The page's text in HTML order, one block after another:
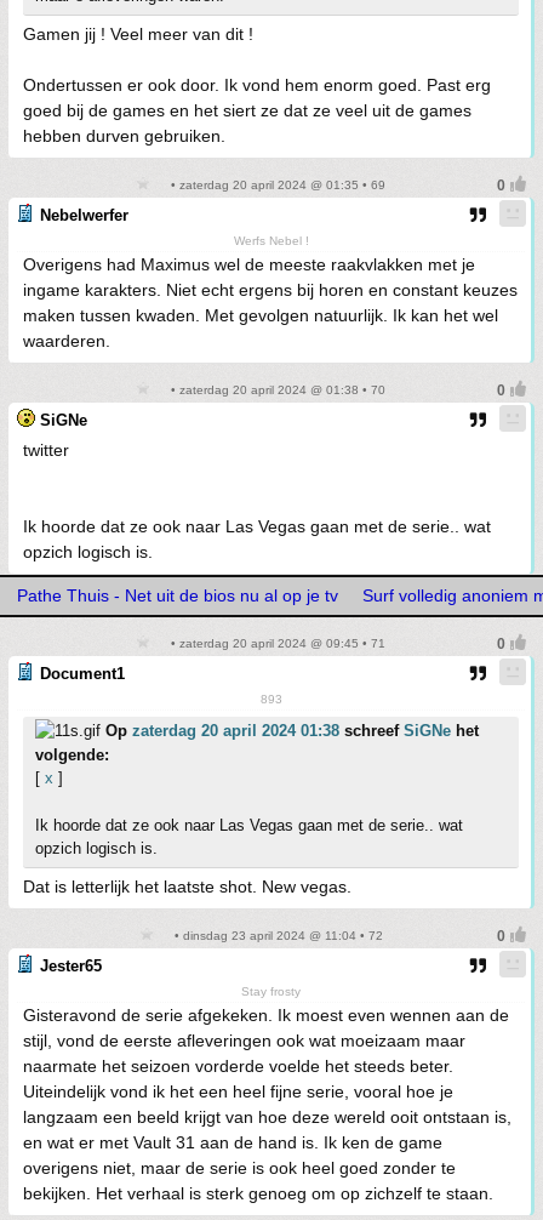
Gamen jij ! Veel meer van dit !
Ondertussen er ook door. Ik vond hem enorm goed. Past erg
goed bij de games en het siert ze dat ze veel uit de games
hebben durven gebruiken.
• zaterdag 20 april 2024 @ 01:35 • 69
Nebelwerfer
Werfs Nebel !
Overigens had Maximus wel de meeste raakvlakken met je
ingame karakters. Niet echt ergens bij horen en constant keuzes
maken tussen kwaden. Met gevolgen natuurlijk. Ik kan het wel
waarderen.
• zaterdag 20 april 2024 @ 01:38 • 70
SiGNe
twitter
Ik hoorde dat ze ook naar Las Vegas gaan met de serie.. wat
opzich logisch is.
Pathe Thuis - Net uit de bios nu al op je tv Surf volledig anoniem
• zaterdag 20 april 2024 @ 09:45 • 71
Document1
893
Op zaterdag 20 april 2024 01:38 schreef SiGNe het
volgende:
[ x ]
Ik hoorde dat ze ook naar Las Vegas gaan met de serie.. wat
opzich logisch is.
Dat is letterlijk het laatste shot. New vegas.
• dinsdag 23 april 2024 @ 11:04 • 72
Jester65
Stay frosty
Gisteravond de serie afgekeken. Ik moest even wennen aan de
stijl, vond de eerste afleveringen ook wat moeizaam maar
naarmate het seizoen vorderde voelde het steeds beter.
Uiteindelijk vond ik het een heel fijne serie, vooral hoe je
langzaam een beeld krijgt van hoe deze wereld ooit ontstaan is,
en wat er met Vault 31 aan de hand is. Ik ken de game
overigens niet, maar de serie is ook heel goed zonder te
bekijken. Het verhaal is sterk genoeg om op zichzelf te staan.